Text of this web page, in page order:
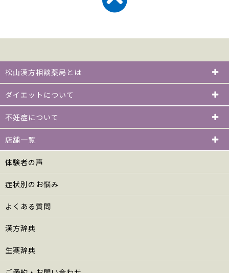
松山漢方相談薬局とは
ダイエットについて
不妊症について
店舗一覧
体験者の声
症状別のお悩み
よくある質問
漢方辞典
生薬辞典